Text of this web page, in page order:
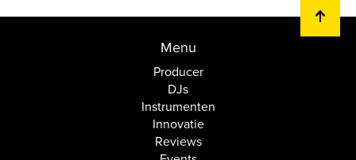
Menu
Producer
DJs
Instrumenten
Innovatie
Reviews